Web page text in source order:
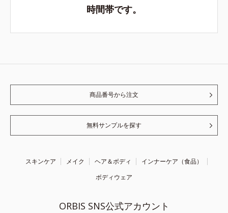
時間帯です。
商品番号から注文
無料サンプルを探す
スキンケア メイク ヘア＆ボディ
インナーケア（食品）
ボディウェア
ORBIS SNS公式アカウント